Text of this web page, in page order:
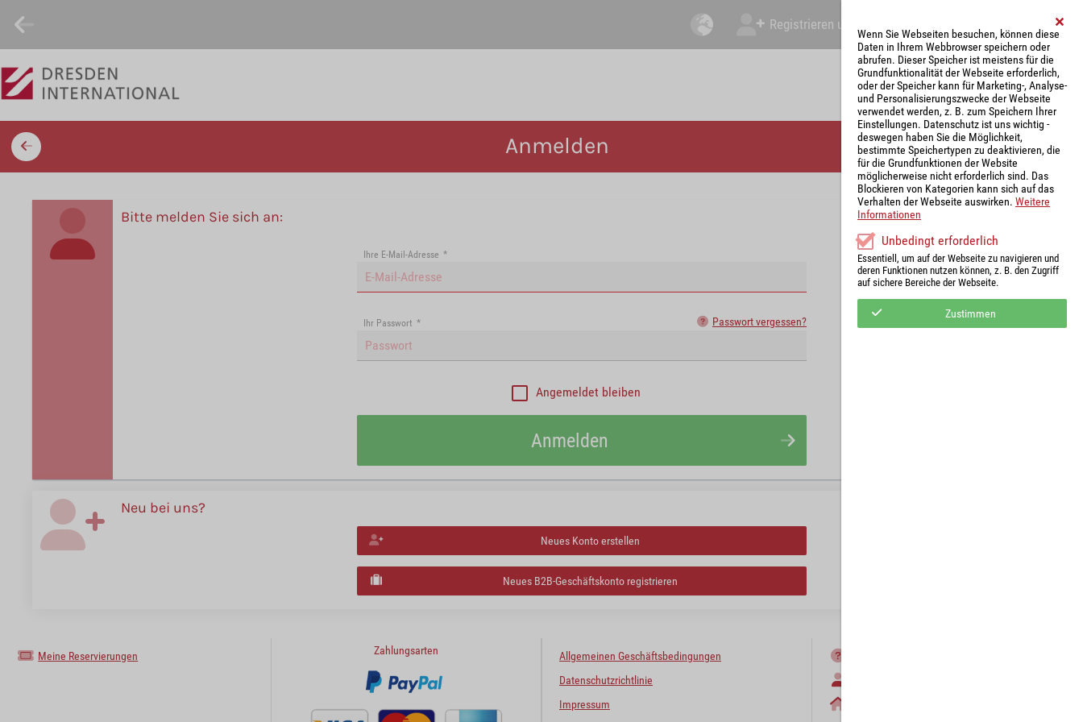
Registrieren und Angebot abgeben Mein Account
Anmelden
Bitte melden Sie sich an:
Ihre E-Mail-Adresse *
Passwort vergessen?
Ihr Passwort *
Angemeldet bleiben
Anmelden
Neu bei uns?
Neues Konto erstellen
Neues B2B-Geschäftskonto registrieren
Meine Reservierungen Zahlungsarten
Allgemeinen Geschäftsbedingungen
Datenschutzrichtlinie
Impressum
Wenn Sie Webseiten besuchen, können diese
Daten in Ihrem Webbrowser speichern oder
abrufen. Dieser Speicher ist meistens für die
Grundfunktionalität der Webseite erforderlich,
oder der Speicher kann für Marketing-, Analyse-
und Personalisierungszwecke der Webseite
verwendet werden, z. B. zum Speichern Ihrer
Einstellungen. Datenschutz ist uns wichtig -
deswegen haben Sie die Möglichkeit,
bestimmte Speichertypen zu deaktivieren, die
für die Grundfunktionen der Website
möglicherweise nicht erforderlich sind. Das
Blockieren von Kategorien kann sich auf das
Verhalten der Webseite auswirken. Weitere
Informationen
Unbedingt erforderlich
Essentiell, um auf der Webseite zu navigieren und
deren Funktionen nutzen können, z. B. den Zugriff
auf sichere Bereiche der Webseite.
Zustimmen